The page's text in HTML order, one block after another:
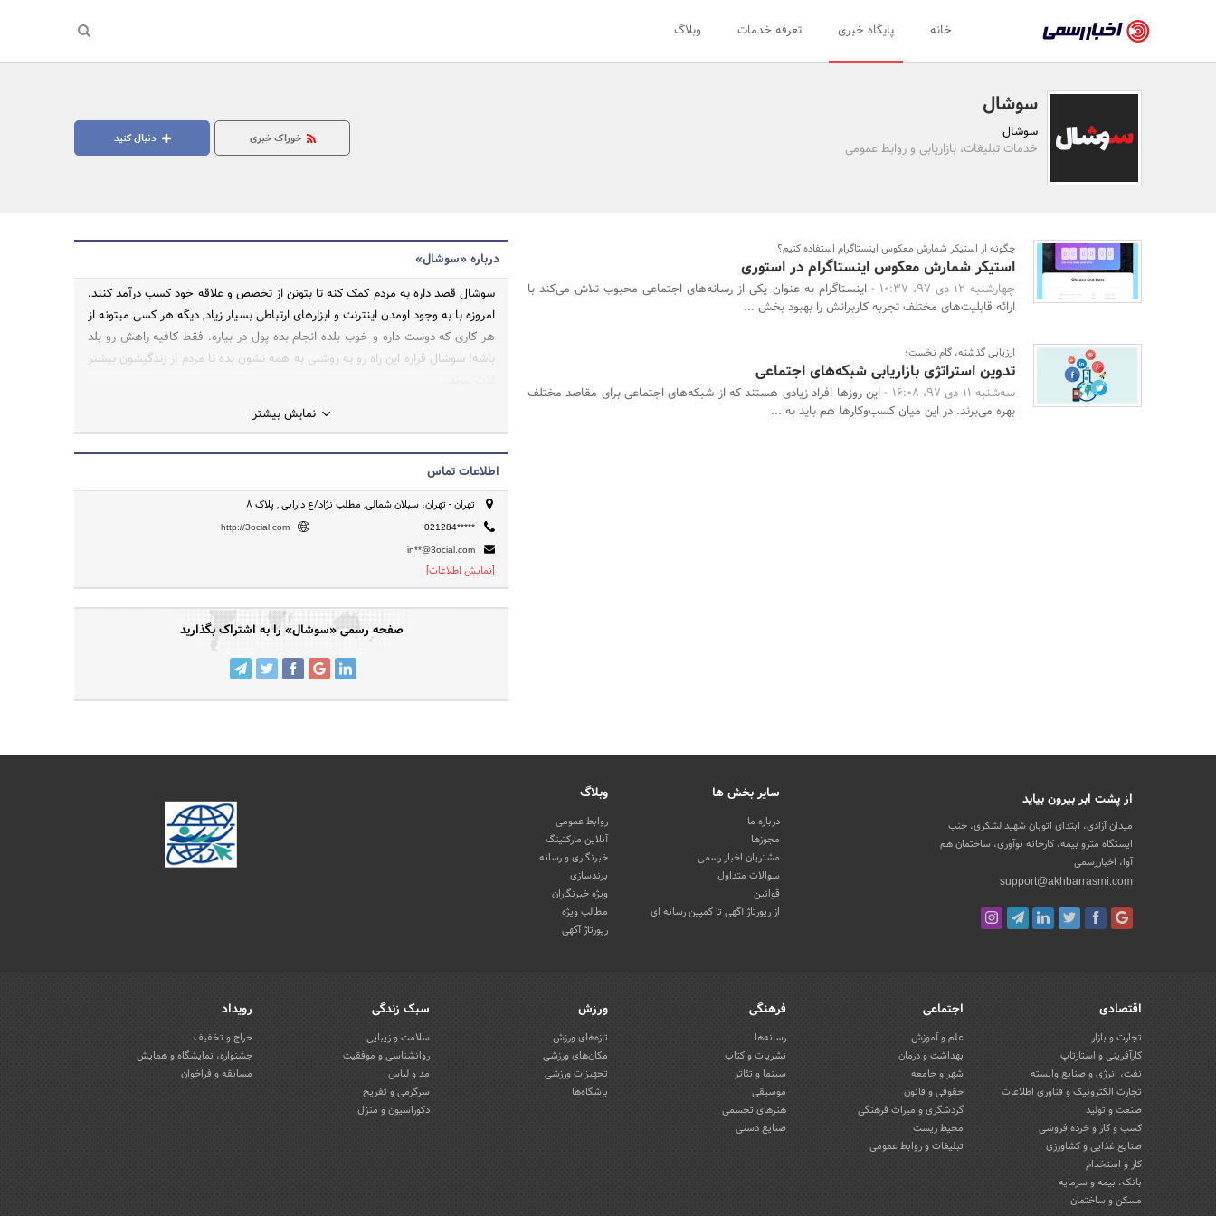
رسمی
اخبار
تایید
سازمان‌ها
روابط
عمومی‌ها
خانه پایگاه خبری تعرفه خدمات وبلاگ
جستجو
سوشال
سوشال
خدمات تبلیغات، بازاریابی و روابط عمومی
دنبال کنید خوراک خبری
چگونه از استیکر شمارش معکوس اینستاگرام استفاده کنیم؟
استیکر شمارش معکوس اینستاگرام در استوری
چهارشنبه 12 دی 97، 10:37 -
اینستاگرام به عنوان یکی از رسانه‌های اجتماعی محبوب تلاش می‌کند با
ارائه قابلیت‌های مختلف تجربه کاربرانش را بهبود بخش ...
ارزیابی گذشته، گام نخست؛
تدوین استراتژی بازاریابی شبکه‌های اجتماعی
سه‌شنبه 11 دی 97، 16:08 -
این روزها افراد زیادی هستند که از شبکه‌های اجتماعی برای مقاصد مختلف
بهره می‌برند. در این میان کسب‌وکارها هم باید به ...
درباره «سوشال»
سوشال قصد داره به مردم کمک کنه تا بتونن از تخصص و علاقه خود کسب درآمد کنند.
امروزه با به وجود اومدن اینترنت و ابزارهای ارتباطی بسیار زیاد, دیگه هر کسی میتونه از
هر کاری که دوست داره و خوب بلده انجام بده پول در بیاره. فقط کافیه راهش رو بلد
باشه! سوشال قراره این راه رو به روشنی به همه نشون بده تا مردم از زندگیشون بیشتر
نمایش بیشتر
اطلاعات تماس
تهران - تهران، سبلان شمالی, مطلب نژاد/ع دارابی , پلاک 8
021284*****
http://3ocial.com
in**@3ocial.com
[نمایش اطلاعات]
صفحه رسمی «سوشال» را به اشتراک بگذارید
از پشت ابر بیرون بیاید
میدان آزادی، ابتدای اتوبان شهید لشکری، جنب
ایستگاه مترو بیمه، کارخانه نوآوری، ساختمان هم
آوا، اخباررسمی
support@akhbarrasmi.com
سایر بخش ها
درباره ما
مجوزها
مشتریان اخبار رسمی
سوالات متداول
قوانین
از رپورتاژ آگهی تا کمپین رسانه ای
وبلاگ
روابط عمومی
آنلاین مارکتینگ
خبرنگاری و رسانه
برندسازی
ویژه خبرنگاران
مطالب ویژه
رپورتاژ آگهی
اقتصادی
تجارت و بازار
کارآفرینی و استارتاپ
نفت، انرژی و صنایع وابسته
تجارت الکترونیک و فناوری اطلاعات
صنعت و تولید
کسب و کار و خرده فروشی
صنایع غذایی و کشاورزی
کار و استخدام
بانک، بیمه و سرمایه
مسکن و ساختمان
اجتماعی
علم و آموزش
بهداشت و درمان
شهر و جامعه
حقوقی و قانون
گردشگری و میراث فرهنگی
محیط زیست
تبلیغات و روابط عمومی
فرهنگی
رسانه‌ها
نشریات و کتاب
سینما و تئاتر
موسیقی
هنرهای تجسمی
صنایع دستی
ورزش
تازه‌های ورزش
مکان‌های ورزشی
تجهیزات ورزشی
باشگاه‌ها
سبک زندگی
سلامت و زیبایی
روانشناسی و موفقیت
مد و لباس
سرگرمی و تفریح
دکوراسیون و منزل
رویداد
حراج و تخفیف
جشنواره، نمایشگاه و همایش
مسابقه و فراخوان